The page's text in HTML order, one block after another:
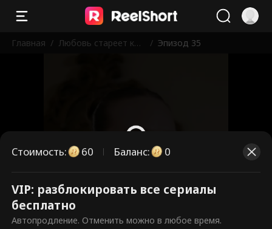
Главная / Любовь стареет как
/ Эпизод 35
Это платные эпизоды.
Разблокируйте, чтобы смотреть.
Стоимость: 60 Баланс: 0
VIP: разблокировать все сериалы
бесплатно
Автопродление. Отменить можно в любое время.